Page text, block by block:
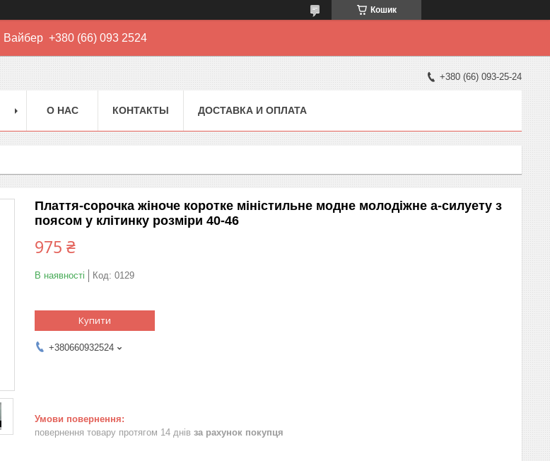
Кошик
Вайбер +380 (66) 093 2524
+380 (66) 093-25-24
О НАС КОНТАКТЫ ДОСТАВКА И ОПЛАТА
Плаття-сорочка жіноче коротке міністильне модне молодіжне а-силуету з
поясом у клітинку розміри 40-46
975 ₴
В наявності Код: 0129
Купити
+380660932524
повернення товару протягом 14 днів за рахунок покупця